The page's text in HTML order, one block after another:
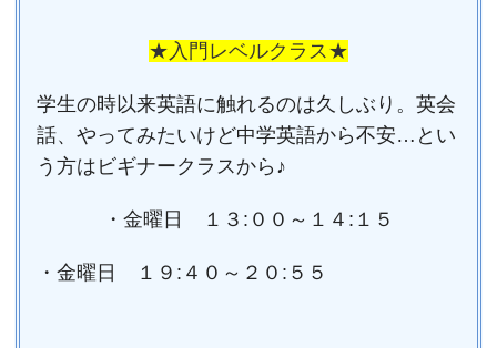
★入門レベルクラス★
学生の時以来英語に触れるのは久しぶり。英会
話、やってみたいけど中学英語から不安…とい
う方はビギナークラスから♪
・金曜日 １３:００～１４:１５
・金曜日 １９:４０～２０:５５